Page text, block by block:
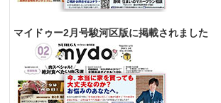
マイドゥー2月号駿河区版に掲載されました